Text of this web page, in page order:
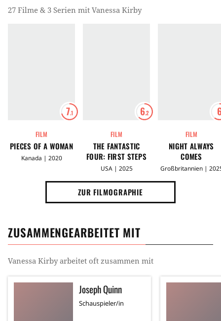
27 Filme & 3 Serien mit Vanessa Kirby
7.1
FILM
PIECES OF A WOMAN
Kanada | 2020
6.2
FILM
THE FANTASTIC
FOUR: FIRST STEPS
USA | 2025
FILM
NIGHT ALWAYS
COMES
Großbritannien |
ZUR FILMOGRAPHIE
ZUSAMMENGEARBEITET MIT
Vanessa Kirbyarbeitet oft zusammen mit
Joseph Quinn
Schauspieler/in